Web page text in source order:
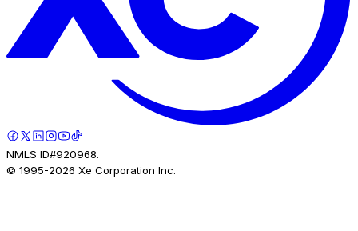
NMLS ID#920968.
© 1995-2026 Xe Corporation Inc.